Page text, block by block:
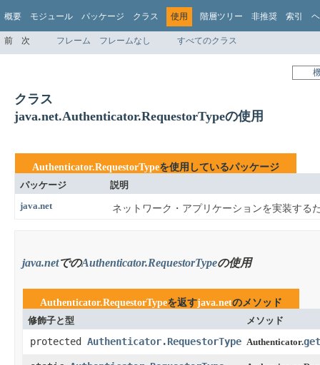
概要 モジュール パッケージ クラス 使用 階層ツリー 非推奨 索引
前 次 フレーム フレームなし すべてのクラス
クラス
java.net.Authenticator.RequestorTypeの使用
Authenticator.RequestorTypeを使用しているパッケージ
パッケージ
説明
java.net
ネットワーク・アプリケーションを実装する
java.netでのAuthenticator.RequestorTypeの使用
Authenticator.RequestorTypeを返すjava.netのメソッド
修飾子と型
メソッド
protected Authenticator.RequestorType Authenticator.